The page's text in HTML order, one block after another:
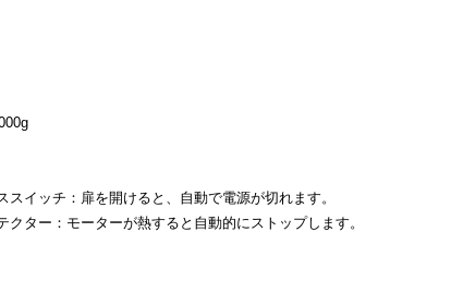
スイッチ：扉を開けると、自動で電源が切れます。
クター：モーターが熱すると自動的にストップします。